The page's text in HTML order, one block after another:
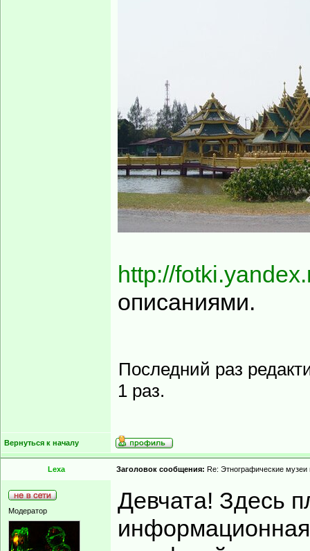
http://
описаниями.
Последний раз
1 раз.
Вернуться к началу
Lexa Заголовок сообщения: Re: Этнографические
Модератор
Девчата! Здесь